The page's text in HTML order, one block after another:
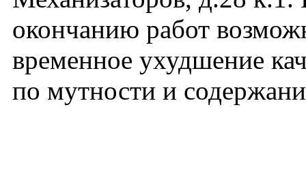
окончанию работ
временное ухудшение
по мутности и